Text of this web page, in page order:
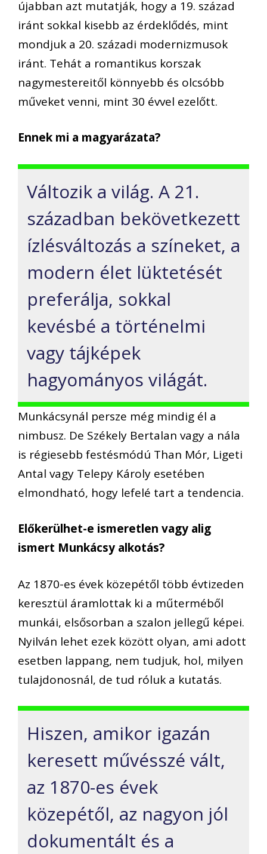
újabban azt mutatják, hogy a 19. század
iránt sokkal kisebb az érdeklődés, mint
mondjuk a 20. századi modernizmusok
iránt. Tehát a romantikus korszak
nagymestereitől könnyebb és olcsóbb
műveket venni, mint 30 évvel ezelőtt.
Ennek mi a magyarázata?
Változik a világ. A 21.
században bekövetkezett
ízlésváltozás a színeket, a
modern élet lüktetését
preferálja, sokkal
kevésbé a történelmi
vagy tájképek
hagyományos világát.
Munkácsynál persze még mindig él a
nimbusz. De Székely Bertalan vagy a nála
is régiesebb festésmódú Than Mór, Ligeti
Antal vagy Telepy Károly esetében
elmondható, hogy lefelé tart a tendencia.
Előkerülhet-e ismeretlen vagy alig
ismert Munkácsy alkotás?
Az 1870-es évek közepétől több évtizeden
keresztül áramlottak ki a műterméből
munkái, elsősorban a szalon jellegű képei.
Nyilván lehet ezek között olyan, ami adott
esetben lappang, nem tudjuk, hol, milyen
tulajdonosnál, de tud róluk a kutatás.
Hiszen, amikor igazán
keresett művésszé vált,
az 1870-es évek
közepétől, az nagyon jól
dokumentált és a